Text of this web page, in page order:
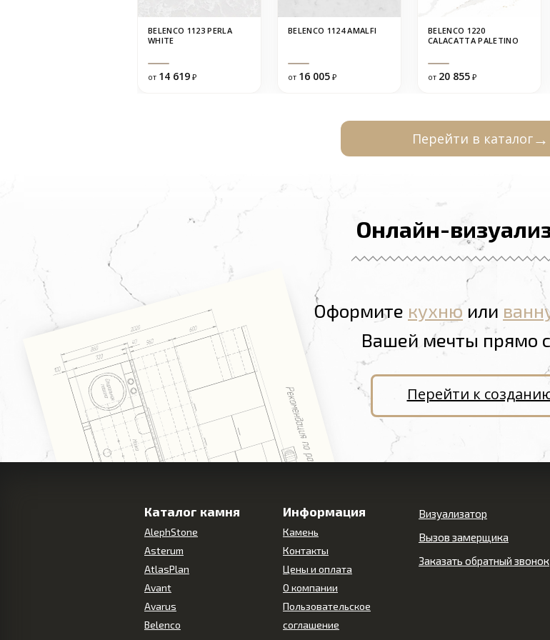
BELENCO 1123 PERLA
WHITE
от 14 619 ₽
BELENCO 1124 AMALFI
от 16 005 ₽
BELENCO 1220
CALACATTA PALETINO
от 20 855 ₽
Перейти в каталог
Онлайн-
Оформите кухню или
Вашей мечты прямо
Перейти к
Каталог камня
AlephStone
Asterum
AtlasPlan
Avant
Avarus
Belenco
Информация
Камень
Контакты
Цены и оплата
О компании
Пользовательское
соглашение
Визуализатор
Вызов замерщика
Заказать обратный звонок